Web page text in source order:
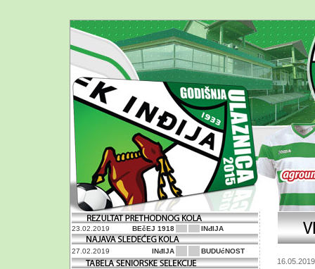
23.02.2019 BEčEJ 1918 INđIJA
27.02.2019 INđIJA BUDUćNOST
16.05.2019